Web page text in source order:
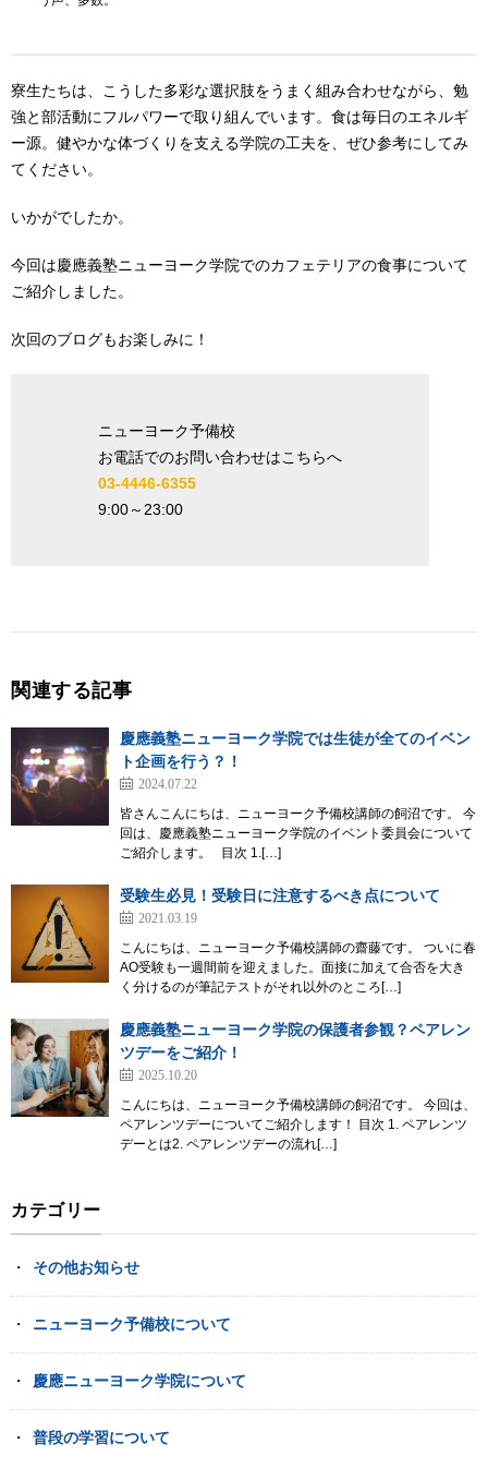
寮生たちは、こうした多彩な選択肢をうまく組み合わせながら、勉
強と部活動にフルパワーで取り組んでいます。食は毎日のエネルギ
ー源。健やかな体づくりを支える学院の工夫を、ぜひ参考にしてみ
てください。
いかがでしたか。
今回は慶應義塾ニューヨーク学院でのカフェテリアの食事について
ご紹介しました。
次回のブログもお楽しみに！
ニューヨーク予備校
お電話でのお問い合わせはこちらへ
03-4446-6355
9:00～ 23:00
関連する記事
慶應義塾ニューヨーク学院では生徒が全てのイベン
ト企画を行う？！
2024.07.22
皆さんこんにちは、ニューヨーク予備校講師の飼沼です。 今
回は、慶應義塾ニューヨーク学院のイベント委員会について
ご紹介します。 目次 1.[…]
受験生必見！受験日に注意するべき点について
2021.03.19
こんにちは、ニューヨーク予備校講師の齋藤です。 ついに春
AO受験も一週間前を迎えました。面接に加えて合否を大き
く分けるのが筆記テストがそれ以外のところ[…]
慶應義塾ニューヨーク学院の保護者参観？ペアレン
ツデーをご紹介！
2025.10.20
こんにちは、ニューヨーク予備校講師の飼沼です。 今回は、
ペアレンツデーについてご紹介します！ 目次 1. ペアレンツ
デーとは2. ペアレンツデーの流れ[…]
カテゴリー
その他お知らせ
ニューヨーク予備校について
慶應ニューヨーク学院について
普段の学習について